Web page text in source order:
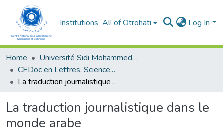
Institutions All of Otrohati Log In
Home
Université Sidi Mohammed Ben Abdellah - Fès
CEDoc en Lettres, Sciences Humaines, Arts et Sciences de l’Education (CED - LSHASE)
La traduction journalistique dans le monde arabe
La traduction journalistique dans le
monde arabe